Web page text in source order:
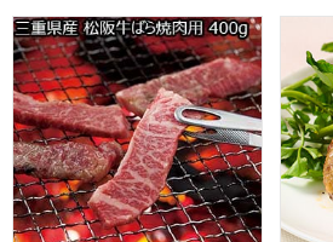
三重県産 松阪牛ばら焼肉用 400g【
格之